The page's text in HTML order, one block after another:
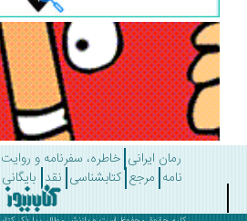
رمان ایرانی خاطره، سفرنامه و روایت
مرجع کتابشناسی نقد بایگانی پیگیری